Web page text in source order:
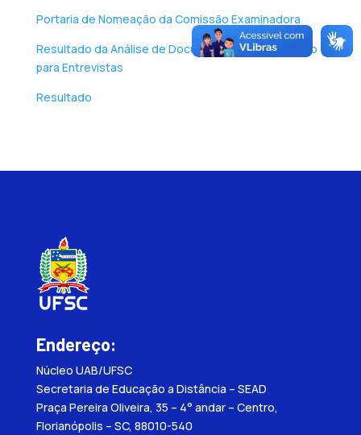
Portaria de Nomeação da Comissão Examinadora
Resultado da Análise de Documentos + Convocação
para Entrevistas
Resultado
Endereço:
Núcleo UAB/UFSC
Secretaria de Educação a Distância – SEAD
Praça Pereira Oliveira, 35 – 4° andar – Centro,
Florianópolis – SC, 88010-540